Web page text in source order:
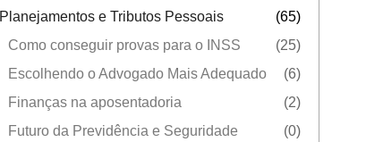
Planejamentos e Tributos Pessoais
(65)
Como conseguir provas para o INSS
(25)
Escolhendo o Advogado Mais Adequado
(6)
Finanças na aposentadoria
(2)
Futuro da Previdência e Seguridade
(0)